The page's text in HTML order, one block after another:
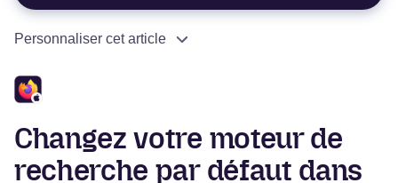
Personnaliser cet article
Changez votre moteur de
recherche par défaut dans